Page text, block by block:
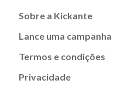
Sobre a Kickante
Lance uma campanha
Termos e condições
Privacidade